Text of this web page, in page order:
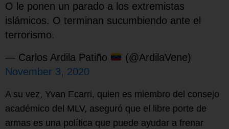
O le ponen un parado a los extremistas
islámicos. O terminan sucumbiendo ante el
terrorismo.
— Carlos Ardila Patiño
(@ArdilaVene)
November 3, 2020
A su vez, Yvan Ecarri, quien es miembro del consejo
académico del MLV, aseguró que el libre porte de
armas es una política que puede ayudar a frenar